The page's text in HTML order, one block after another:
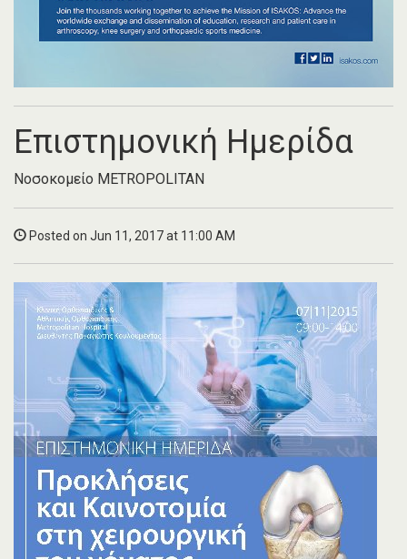
Eπιστημονική Hμερίδα
Νοσοκομείο METROPOLITAN
Posted on Jun 11, 2017 at 11:00 AM